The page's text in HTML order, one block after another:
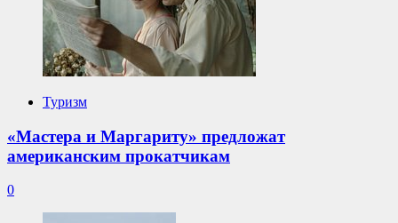
Туризм
«Мастера и Маргариту» предложат
американским прокатчикам
0